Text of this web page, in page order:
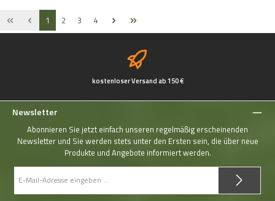
Seite
1 Seite
2 Seite
3 Seite
4
kostenloser Versand ab 150 €
Newsletter
Abonnieren Sie jetzt einfach unseren regelmäßig erscheinenden
Newsletter und Sie werden stets unter den Ersten sein, die über neue
Produkte und Angebote informiert werden.
Mail-